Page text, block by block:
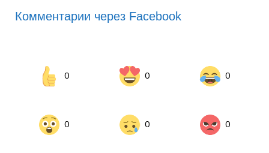
Комментарии через Facebook
0 0 0
0 0 0